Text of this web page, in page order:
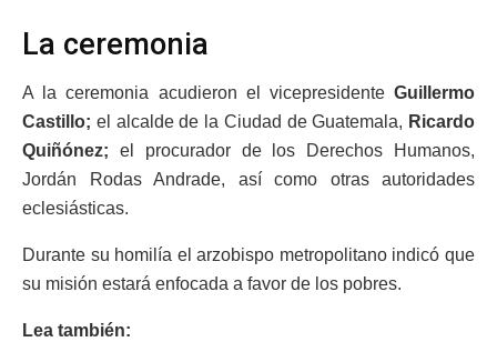
La ceremonia
A la ceremonia acudieron el vicepresidente Guillermo
Castillo; el alcalde de la Ciudad de Guatemala, Ricardo
Quiñónez; el procurador de los Derechos Humanos,
Jordán Rodas Andrade, así como otras autoridades
eclesiásticas.
Durante su homilía el arzobispo metropolitano indicó que
su misión estará enfocada a favor de los pobres.
Lea también: